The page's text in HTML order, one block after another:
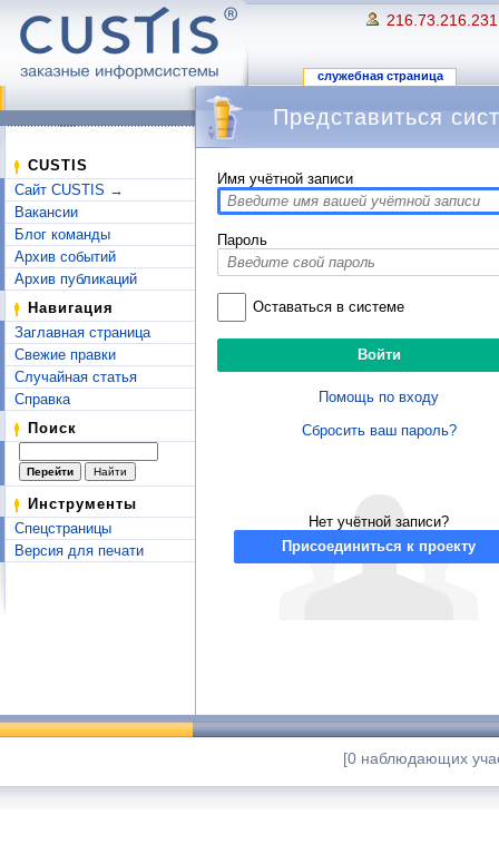
216.73.216.231
служебная страница
CUSTIS
Сайт CUSTIS →
Вакансии
Блог команды
Архив событий
Архив публикаций
Навигация
Заглавная страница
Свежие правки
Случайная статья
Справка
Поиск
Инструменты
Спецстраницы
Версия для печати
Представиться
Имя учётной записи
Пароль
Оставаться в системе
Помощь по входу
Сбросить ваш пароль?
Нет учётной записи?
Присоединиться к проекту
[0 наблюдающих